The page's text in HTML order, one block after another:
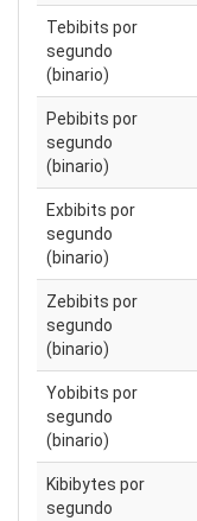
Tebibits por
segundo
(binario)
Pebibits por
segundo
(binario)
Exbibits por
segundo
(binario)
Zebibits por
segundo
(binario)
Yobibits por
segundo
(binario)
Kibibytes por
segundo